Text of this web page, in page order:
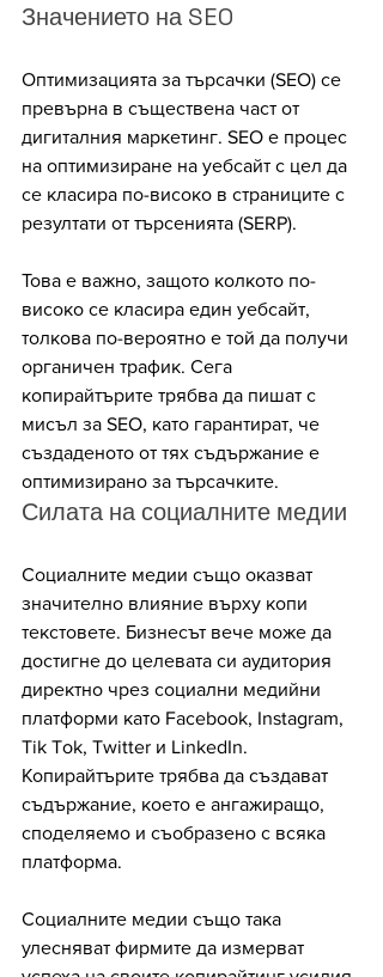
Значението на SEO
Оптимизацията за търсачки (SEO) се
превърна в съществена част от
дигиталния маркетинг. SEO е процес
на оптимизиране на уебсайт с цел да
се класира по-високо в страниците с
резултати от търсенията (SERP).
Това е важно, защото колкото по-
високо се класира един уебсайт,
толкова по-вероятно е той да получи
органичен трафик. Сега
копирайтърите трябва да пишат с
мисъл за SEO, като гарантират, че
създаденото от тях съдържание е
оптимизирано за търсачките.
Силата на социалните медии
Социалните медии също оказват
значително влияние върху копи
текстовете. Бизнесът вече може да
достигне до целевата си аудитория
директно чрез социални медийни
платформи като Facebook, Instagram,
Tik Tok, Twitter и LinkedIn.
Копирайтърите трябва да създават
съдържание, което е ангажиращо,
споделяемо и съобразено с всяка
платформа.
Социалните медии също така
улесняват фирмите да измерват